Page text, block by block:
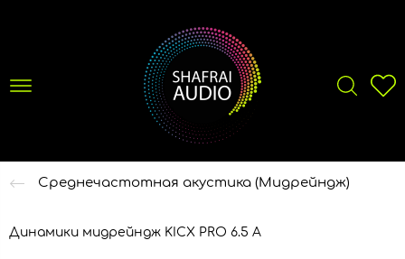
Среднечастотная акустика (Мидрейндж)
Динамики мидрейндж KICX PRO 6.5 A